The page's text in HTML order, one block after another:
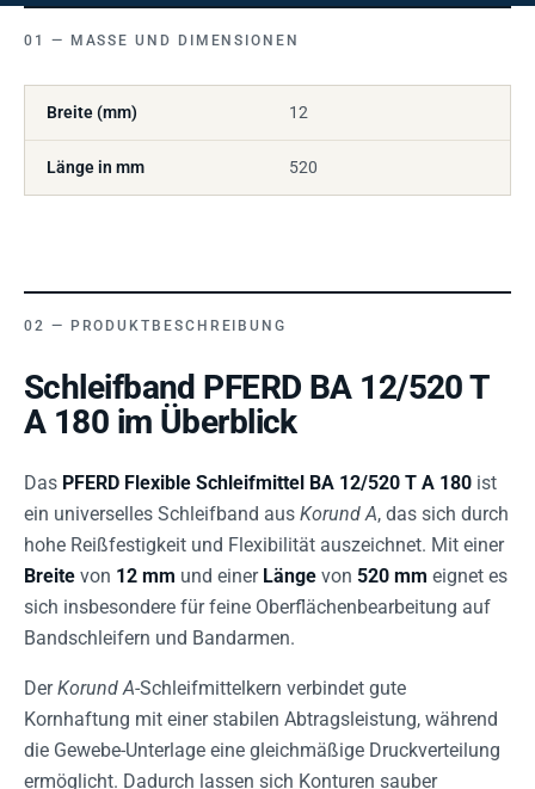
MASSE UND DIMENSIONEN
Breite (mm) 12
Länge in mm 520
PRODUKTBESCHREIBUNG
Schleifband PFERD BA 12/520 T
A 180 im Überblick
Das PFERD Flexible Schleifmittel BA 12/520 T A 180 ist
ein universelles Schleifband aus Korund A, das sich durch
hohe Reißfestigkeit und Flexibilität auszeichnet. Mit einer
Breite von 12 mm und einer Länge von 520 mm eignet es
sich insbesondere für feine Oberflächenbearbeitung auf
Bandschleifern und Bandarmen.
DerKorund A-Schleifmittelkern verbindet gute
Kornhaftung mit einer stabilen Abtragsleistung, während
die Gewebe-Unterlage eine gleichmäßige Druckverteilung
ermöglicht. Dadurch lassen sich Konturen sauber